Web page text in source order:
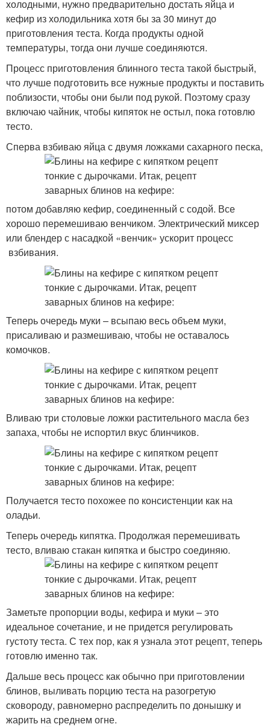
холодными, нужно предварительно достать яйца и
кефир из холодильника хотя бы за 30 минут до
приготовления теста. Когда продукты одной
температуры, тогда они лучше соединяются.
Процесс приготовления блинного теста такой быстрый,
что лучше подготовить все нужные продукты и поставить
поблизости, чтобы они были под рукой. Поэтому сразу
включаю чайник, чтобы кипяток не остыл, пока готовлю
тесто.
Сперва взбиваю яйца с двумя ложками сахарного песка,
потом добавляю кефир, соединенный с содой. Все
хорошо перемешиваю венчиком. Электрический миксер
или блендер с насадкой «венчик» ускорит процесс
взбивания.
Теперь очередь муки – всыпаю весь объем муки,
присаливаю и размешиваю, чтобы не оставалось
комочков.
Вливаю три столовые ложки растительного масла без
запаха, чтобы не испортил вкус блинчиков.
Получается тесто похожее по консистенции как на
оладьи.
Теперь очередь кипятка. Продолжая перемешивать
тесто, вливаю стакан кипятка и быстро соединяю.
Заметьте пропорции воды, кефира и муки – это
идеальное сочетание, и не придется регулировать
густоту теста. С тех пор, как я узнала этот рецепт, теперь
готовлю именно так.
Дальше весь процесс как обычно при приготовлении
блинов, выливать порцию теста на разогретую
сковороду, равномерно распределить по донышку и
жарить на среднем огне.